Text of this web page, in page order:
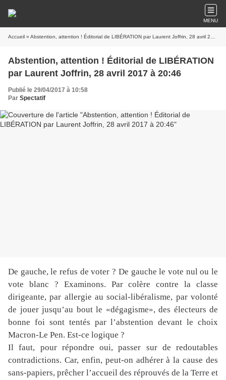
MENU
Accueil » Abstention, attention ! Éditorial de LIBÉRATION par Laurent Joffrin, 28 avril 2017 à 20:46
Abstention, attention ! Éditorial de LIBÉRATION
par Laurent Joffrin, 28 avril 2017 à 20:46
Publié le 29/04/2017 à 10:58
Par Spectatif
De gauche, le refus de voter ? De gauche le vote nul ou le
vote blanc ? Examinons. Par colère contre la classe
dirigeante, par allergie au social-libéralisme, par volonté
de jouer jusqu’au bout le «dégagisme», des électeurs de
bonne foi sont tentés par l’abstention devant le choix
Macron-Le Pen. Est-ce logique ?
Il faut, pour répondre oui, passer sur de redoutables
contradictions. Car, enfin, peut-on adhérer à la cause des
sans-papiers, prêcher l’accueil des réprouvés de la Terre et